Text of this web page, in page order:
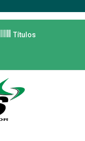
Títulos